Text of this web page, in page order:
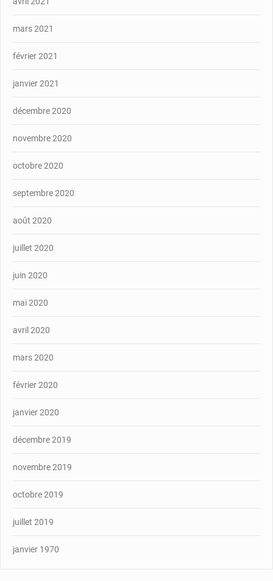
mars 2021
février 2021
janvier 2021
décembre 2020
novembre 2020
octobre 2020
septembre 2020
août 2020
juillet 2020
juin 2020
mai 2020
avril 2020
mars 2020
février 2020
janvier 2020
décembre 2019
novembre 2019
octobre 2019
juillet 2019
janvier 1970